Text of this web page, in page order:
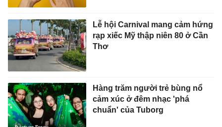
Lễ hội Carnival mang cảm hứng
rạp xiếc Mỹ thập niên 80 ở Cần
Thơ
Hàng trăm người trẻ bùng nổ
cảm xúc ở đêm nhạc 'phá
chuẩn' của Tuborg